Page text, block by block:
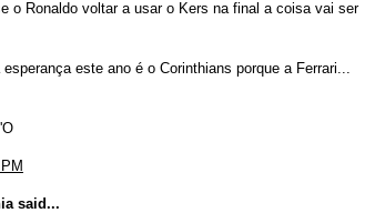
o Ronaldo voltar a usar o Kers na final a coisa vai ser
esperança este ano é o Corinthians porque a Ferrari...
said...